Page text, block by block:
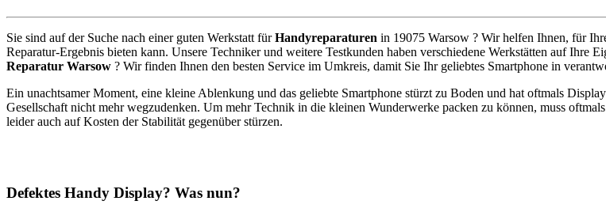
Sie sind auf der Suche nach einer guten Werkstatt fürHandyreparaturen in 19075 Warsow ? Wir helfen Ihnen, für
Reparatur-Ergebnis bieten kann. Unsere Techniker und weitere Testkunden haben verschiedene Werkstätten auf Ihre
Reparatur Warsow ? Wir finden Ihnen den besten Service im Umkreis, damit Sie Ihr geliebtes Smartphone in
Ein unachtsamer Moment, eine kleine Ablenkung und das geliebte Smartphone stürzt zu Boden und hat oftmals
Gesellschaft nicht mehr wegzudenken. Um mehr Technik in die kleinen Wunderwerke packen zu können, muss
leider auch auf Kosten der Stabilität gegenüber stürzen.
Defektes Handy Display? Was nun?